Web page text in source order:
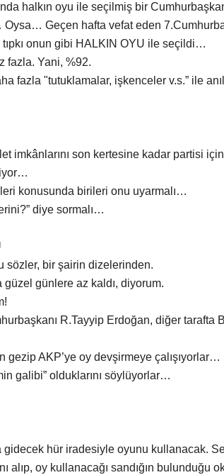
halkın oyu ile seçilmiş bir
Geçen hafta vefat eden
onun gibi HALKIN OYU ile seçildi…
fazla. Yani, %92.
fazla "tutuklamalar, işkenceler v.s.” ile
imkânlarını son kertesine kadar partisi
konusunda birileri onu uyarmalı…
diye sormalı…
sözler, bir şairin dizelerinden.
güzel günlere az kaldı, diyorum.
R.Tayyip Erdoğan, diğer tarafta
gezip AKP’ye oy devşirmeye çalışıyorlar…
galibi” olduklarını söylüyorlar…
gidecek hür iradesiyle oyunu kullanacak.
alıp, oy kullanacağı sandığın bulunduğu